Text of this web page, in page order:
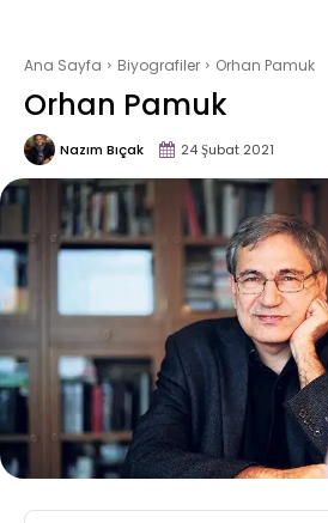
Ana Sayfa Biyografiler Orhan Pamuk
Orhan Pamuk
Nazım Bıçak 24 Şubat 2021